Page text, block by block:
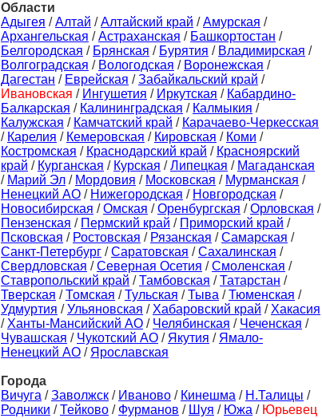
Области
Адыгея /Алтай /Алтайский край /Амурская /
Архангельская /Астраханская / Башкортостан /
Белгородская / Брянская / Бурятия / Владимирская /
Волгоградская / Вологодская / Воронежская /
Дагестан / Еврейская /Забайкальский край /
Ивановская / Ингушетия / Иркутская / Кабардино-
Балкарская / Калининградская / Калмыкия /
Калужская / Камчатский край / Карачаево-Черкесская
/ Карелия / Кемеровская / Кировская / Коми /
Костромская / Краснодарский край / Красноярский
край / Курганская / Курская /Липецкая / Магаданская
/ Марий Эл / Мордовия / Московская / Мурманская /
Ненецкий АО / Нижегородская / Новгородская /
Новосибирская /Омская /Оренбургская /Орловская /
Пензенская / Пермский край / Приморский край /
Псковская / Ростовская / Рязанская /Самарская /
Санкт-Петербург /Саратовская /Сахалинская /
Свердловская /Северная Осетия /Смоленская /
Ставропольский край /Тамбовская /Татарстан /
Тверская /Томская /Тульская /Тыва /Тюменская /
Удмуртия /Ульяновская / Хабаровский край / Хакасия
/ Ханты-Мансийский АО / Челябинская / Чеченская /
Чувашская / Чукотский АО / Якутия / Ямало-
Ненецкий АО / Ярославская
Города
Вичуга /Заволжск / Иваново / Кинешма / Н.Талицы /
Родники /Тейково / Фурманов / Шуя / Южа / Юрьевец